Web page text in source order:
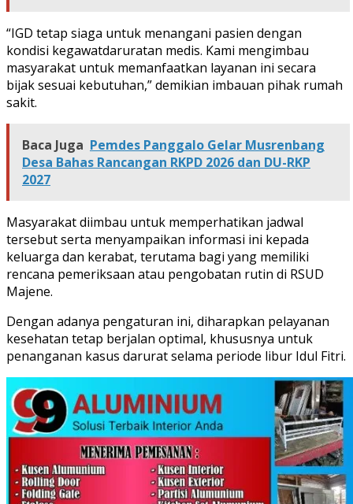
“IGD tetap siaga untuk menangani pasien dengan
kondisi kegawatdaruratan medis. Kami mengimbau
masyarakat untuk memanfaatkan layanan ini secara
bijak sesuai kebutuhan,” demikian imbauan pihak rumah
sakit.
Baca Juga Pemdes Panggalo Gelar Musrenbang
Desa Bahas Rancangan RKPD 2026 dan DU-RKP
2027
Masyarakat diimbau untuk memperhatikan jadwal
tersebut serta menyampaikan informasi ini kepada
keluarga dan kerabat, terutama bagi yang memiliki
rencana pemeriksaan atau pengobatan rutin di RSUD
Majene.
Dengan adanya pengaturan ini, diharapkan pelayanan
kesehatan tetap berjalan optimal, khususnya untuk
penanganan kasus darurat selama periode libur Idul Fitri.